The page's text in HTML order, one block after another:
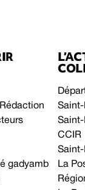
gadyamb
Saint-
CCIR
Saint-
La